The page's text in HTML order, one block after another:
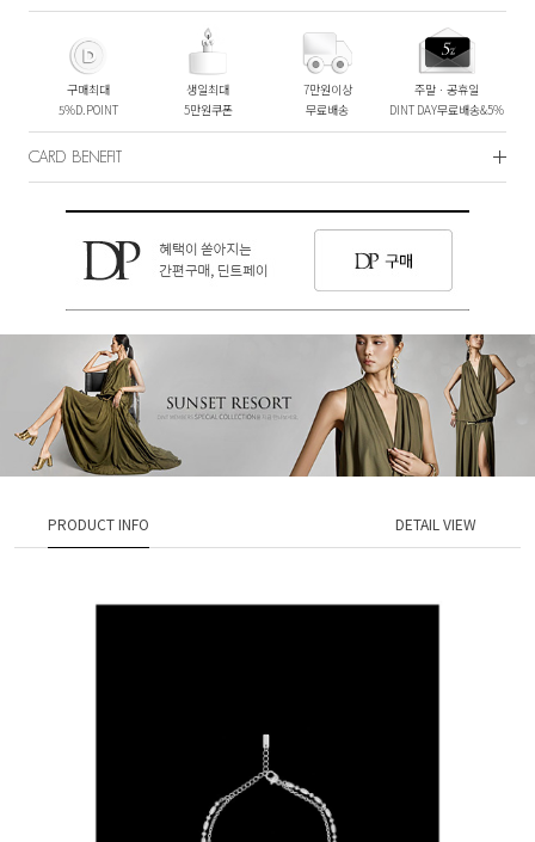
구매최대
5%D.POINT
생일최대
5만원쿠폰
7만원이상
무료배송
주말ㆍ공휴일
DINT DAY무료배송&5%
CARD BENEFIT
PRODUCT INFO DETAIL VIEW